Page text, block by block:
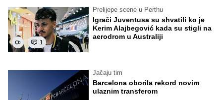
1
Prelijepe scene u Perthu
Igrači Juventusa su shvatili ko je
Kerim Alajbegović kada su stigli na
aerodrom u Australiji
Jačaju tim
Barcelona oborila rekord novim
ulaznim transferom